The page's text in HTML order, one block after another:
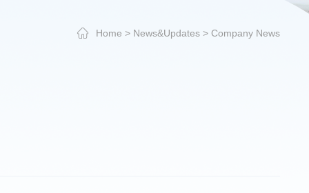
Home > News&Updates > Company News